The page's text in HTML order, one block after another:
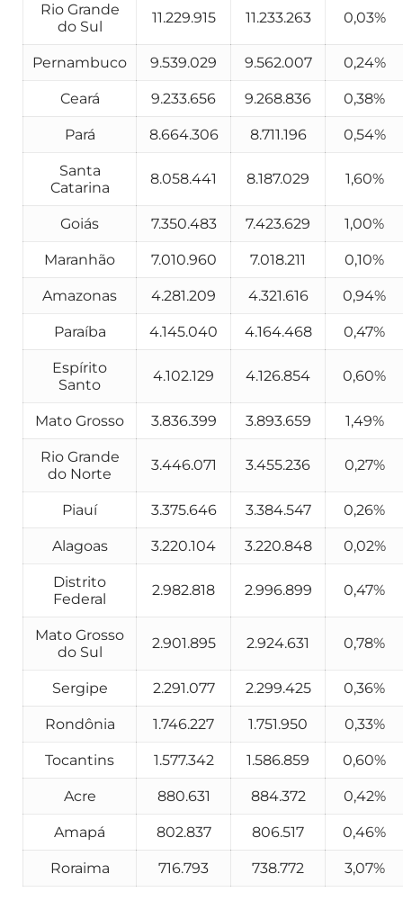
Rio Grande
do Sul
11.229.915 11.233.263 0,03%
Pernambuco 9.539.029 9.562.007 0,24%
Ceará 9.233.656 9.268.836 0,38%
Pará 8.664.306 8.711.196 0,54%
Santa
Catarina
8.058.441 8.187.029 1,60%
Goiás 7.350.483 7.423.629 1,00%
Maranhão 7.010.960 7.018.211 0,10%
Amazonas 4.281.209 4.321.616 0,94%
Paraíba 4.145.040 4.164.468 0,47%
Espírito
Santo
4.102.129 4.126.854 0,60%
Mato Grosso 3.836.399 3.893.659 1,49%
Rio Grande
do Norte
3.446.071 3.455.236 0,27%
Piauí 3.375.646 3.384.547 0,26%
Alagoas 3.220.104 3.220.848 0,02%
Distrito
Federal
2.982.818 2.996.899 0,47%
Mato Grosso
do Sul
2.901.895 2.924.631 0,78%
Sergipe 2.291.077 2.299.425 0,36%
Rondônia 1.746.227 1.751.950 0,33%
Tocantins 1.577.342 1.586.859 0,60%
Acre 880.631 884.372 0,42%
Amapá 802.837 806.517 0,46%
Roraima 716.793 738.772 3,07%